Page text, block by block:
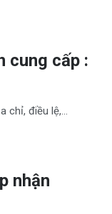
cung cấp :
chỉ, điều lệ,…
nhận